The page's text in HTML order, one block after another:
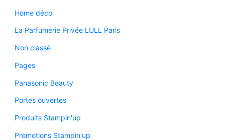
Home déco
La Parfumerie Privée LULL Paris
Non classé
Pages
Panasonic Beauty
Portes ouvertes
Produits Stampin'up
Promotions Stampin'up